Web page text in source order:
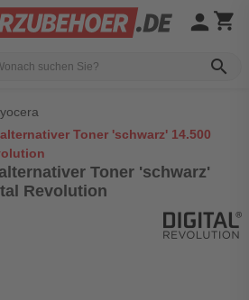
search
person shopping_cart
Toner 'schwarz' 14.500
Toner 'schwarz'
Revolution